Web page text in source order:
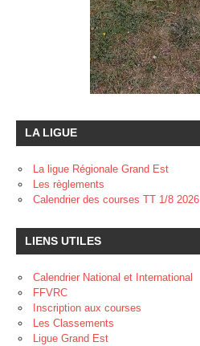
LA LIGUE
La ligue Régionale Grand Est
Les règlements
Calendrier des courses TT 1/8 2026
LIENS UTILES
Calendrier National et International
FFVRC
Inscription aux courses
Les Classements
Ligue Grand Est